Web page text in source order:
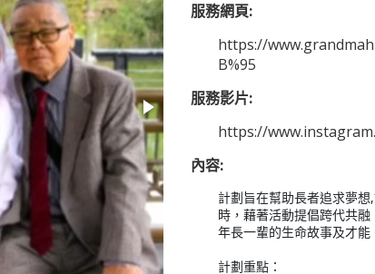
服務網頁:
https://
B%95
服務影片:
https://
內容:
計劃旨在幫助長者追求夢
時，藉著活動提倡跨代共
年長一輩的生命故事及才能
計劃重點：